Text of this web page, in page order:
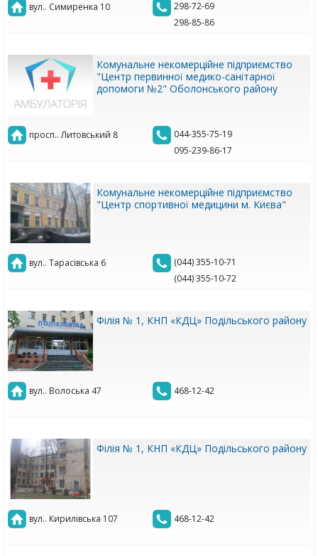
вул.. Симиренка 10
298-72-69
298-85-86
Комунальне некомерційне підприємство
"Центр первинної медико-санітарної
допомоги №2" Оболонського району
просп.. Литовський 8
044-355-75-19
095-239-86-17
Комунальне некомерційне підприємство
"Центр спортивної медицини м. Києва"
вул.. Тарасівська 6
(044) 355-10-71
(044) 355-10-72
Філія № 1, КНП «КДЦ» Подільського району
вул.. Волоська 47 468-12-42
Філія № 1, КНП «КДЦ» Подільського району
вул.. Кирилівська 107 468-12-42